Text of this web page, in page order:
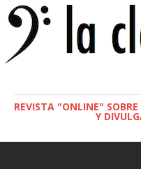
REVISTA "ONLINE"
Y